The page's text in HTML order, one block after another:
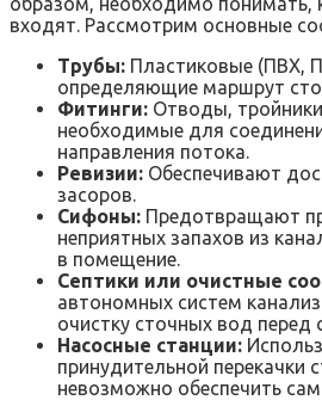
входят. Рассмотрим основные
Трубы: Пластиковые (ПВХ,
определяющие маршрут
Фитинги: Отводы,
необходимые для
направления потока.
Ревизии: Обеспечивают
засоров.
Сифоны: Предотвращают
неприятных запахов из
в помещение.
Септики или очистные
автономных систем
очистку сточных вод перед
Насосные станции:
принудительной перекачки
невозможно обеспечить